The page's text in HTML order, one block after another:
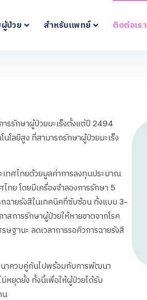
ป่วย สำหรับแพทย์ ติดต่อเรา
ารรักษาผู้ป่วยมะเร็งตั้งแต่ปี 2494
โลยีสูง ที่สามารถรักษาผู้ป่วยมะเร็ง
ทศไทยด้วยมูลค่าการลงทุนประมาณ
ทย โดยมีเครื่องจำลองการรักษา 5
รถฉายรังสีในเทคนิคที่ซับซ้อน ทั้งแบบ 3-
สการรักษาผู้ป่วยให้หายขาดจากโรค
ษฐานะ ลดเวลาการรอคิวการฉายรังสี
าควบคู่กันไปพร้อมกับการพัฒนา
ม่หยุดยั้ง ทั้งนี้เพื่อให้ผู้ป่วยได้รับ
น